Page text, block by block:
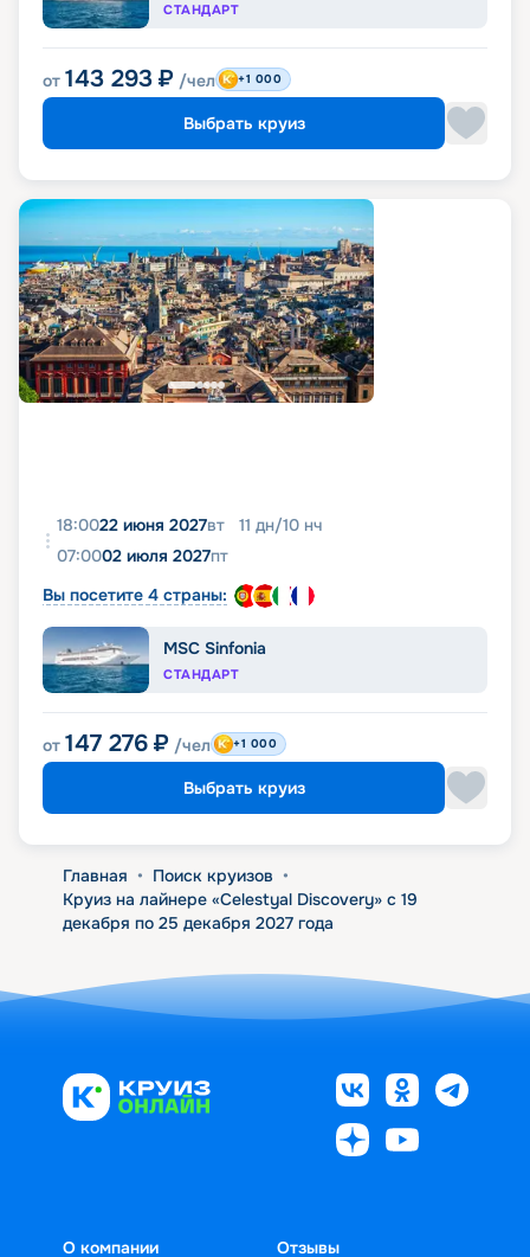
СТАНДАРТ
от 143 293 ₽ /чел +1 000
Выбрать круиз
18:0022 июня 2027вт 11 дн/10 нч
07:0002 июля 2027пт
Вы посетите 4 страны:
MSC Sinfonia
СТАНДАРТ
от 147 276 ₽ /чел +1 000
Выбрать круиз
Главная • Поиск круизов •
Круиз на лайнере «Celestyal Discovery» с 19
декабря по 25 декабря 2027 года
О компании
Отзывы